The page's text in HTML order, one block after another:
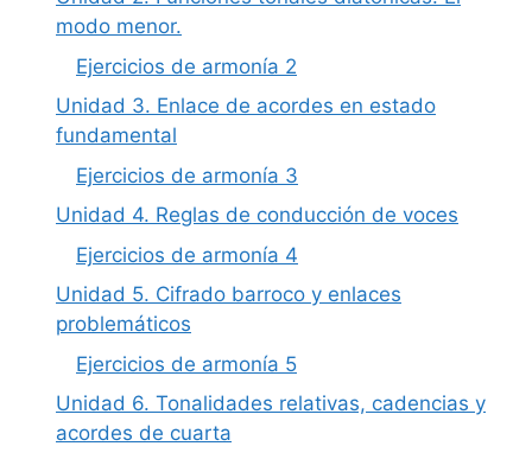
modo menor.
Ejercicios de armonía 2
Unidad 3. Enlace de acordes en estado
fundamental
Ejercicios de armonía 3
Unidad 4. Reglas de conducción de voces
Ejercicios de armonía 4
Unidad 5. Cifrado barroco y enlaces
problemáticos
Ejercicios de armonía 5
Unidad 6. Tonalidades relativas, cadencias y
acordes de cuarta